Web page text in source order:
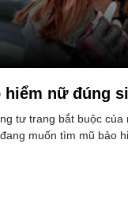
hiểm nữ đúng
tư trang bắt buộc
muốn tìm mũ bảo